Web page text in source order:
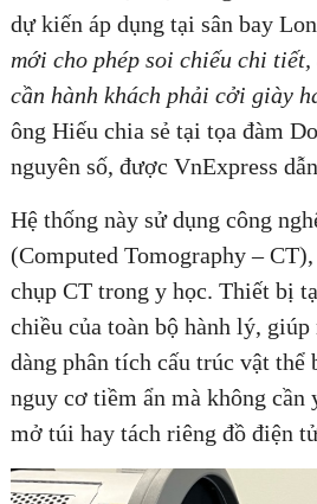
dự kiến áp dụng tại sân bay
mới cho phép soi chiếu chi
cần hành khách phải cởi giày
ông Hiếu chia sẻ tại tọa đàm
nguyên số, được VnExpress
Hệ thống này sử dụng công
(Computed Tomography –
chụp CT trong y học. Thiết bị
chiều của toàn bộ hành lý,
dàng phân tích cấu trúc vật thể
nguy cơ tiềm ẩn mà không cần
mở túi hay tách riêng đồ điện
HOÀN
Đăng ký tư vấn trực tiếp 24/7:
0835182528 -